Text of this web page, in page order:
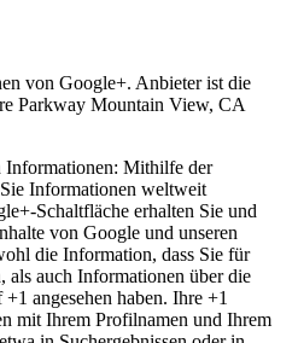
von Google+. Anbieter ist die
Parkway Mountain View, CA
Informationen: Mithilfe der
Informationen weltweit
Schaltfläche erhalten Sie und
von Google und unseren
die Information, dass Sie für
als auch Informationen über die
angesehen haben. Ihre +1
mit Ihrem Profilnamen und Ihrem